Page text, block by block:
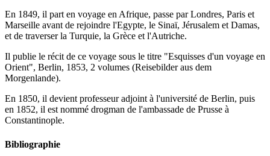
En 1849, il part en voyage en Afrique, passe par Londres, Paris et
Marseille avant de rejoindre l'Egypte, le Sinaï, Jérusalem et Damas,
et de traverser la Turquie, la Grèce et l'Autriche.
Il publie le récit de ce voyage sous le titre "Esquisses d'un voyage en
Orient", Berlin, 1853, 2 volumes (Reisebilder aus dem
Morgenlande).
En 1850, il devient professeur adjoint à l'université de Berlin, puis
en 1852, il est nommé drogman de l'ambassade de Prusse à
Constantinople.
Bibliographie